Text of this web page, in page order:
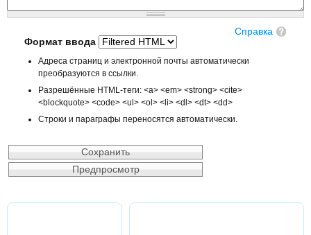
Справка
Формат ввода
Адреса страниц и электронной почты автоматически
преобразуются в ссылки.
Разрешённые HTML-теги: <a> <em> <strong> <cite>
<blockquote> <code> <ul> <ol> <li> <dl> <dt> <dd>
Строки и параграфы переносятся автоматически.